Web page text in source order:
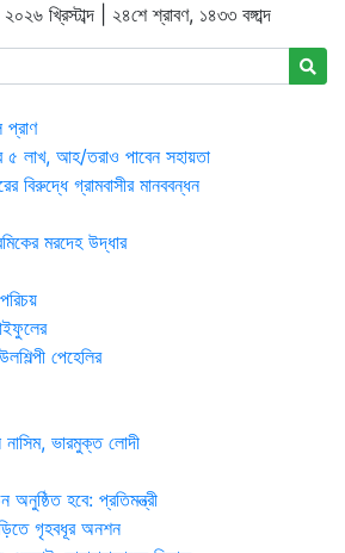
খ্রিস্টাব্দ | ২৪শে শ্রাবণ, ১৪৩৩ বঙ্গাব্দ
প্রাণ
৫ লাখ, আহ/তরাও পাবেন সহায়তা
গ্রামবাসীর মানববন্ধন
মরদেহ উদ্ধার
পেহেলির
নাসিম, ভারমুক্ত লোদী
অনুষ্ঠিত হবে: প্রতিমন্ত্রী
গৃহবধূর অনশন